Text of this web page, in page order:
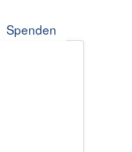
Spenden